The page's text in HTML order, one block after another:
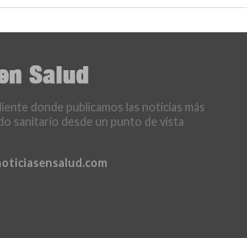
donde publicamos las noticias más
sanitario desde un punto de vista